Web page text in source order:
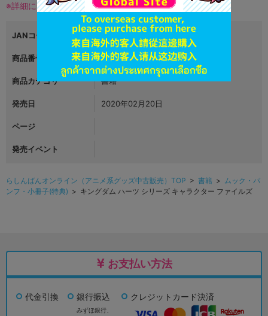
※詳細につきましてはコチラ
JANコード 9784757564930
商品番号 L03241052
商品カテゴリ 書籍
発売日 2020年02月20日
ページ
発売イベント
らしんばんオンライン（アニメ系グッズ中古販売）TOP > 書籍 > ムック・パ
ンフ・小冊子(特典) > キングダム ハーツ シリーズ キャラクター ファイルズ
お支払い方法
代金引換 銀行振込
みずほ銀行、
クレジットカード決済